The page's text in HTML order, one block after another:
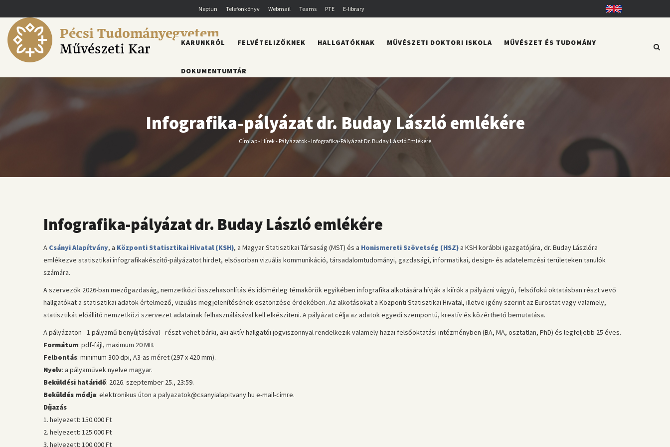
a
tartalomra
Neptun Telefonkönyv Webmail Teams PTE E-library English
Pécsi Tudományegyetem
Művészeti Kar
FŐMENÜ
KARUNKRÓL FELVÉTELIZŐKNEK HALLGATÓKNAK MŰVÉSZETI DOKTORI ISKOLA MŰVÉSZET ÉS TUDOMÁNY
DOKUMENTUMTÁR
Infografika-pályázat dr. Buday László emlékére
Morzsa
Címlap- Hírek- Pályázatok- Infografika-Pályázat Dr. Buday László Emlékére
Infografika-pályázat dr. Buday László emlékére
A Csányi Alapítvány, a Központi Statisztikai Hivatal (KSH), a Magyar Statisztikai Társaság (MST) és a Honismereti Szövetség (HSZ) a KSH korábbi igazgatójára, dr. Buday Lászlóra
emlékezve statisztikai infografikakészítő-pályázatot hirdet, elsősorban vizuális kommunikáció, társadalomtudományi, gazdasági, informatikai, design- és adatelemzési területeken tanulók
számára.
A szervezők 2026-ban mezőgazdaság, nemzetközi összehasonlítás és időmérleg témakörök egyikében infografika alkotására hívják a kiírók a pályázni vágyó, felsőfokú oktatásban részt vevő
hallgatókat a statisztikai adatok értelmező, vizuális megjelenítésének ösztönzése érdekében. Az alkotásokat a Központi Statisztikai Hivatal, illetve igény szerint az Eurostat vagy valamely,
statisztikát előállító nemzetközi szervezet adatainak felhasználásával kell elkészíteni. A pályázat célja az adatok egyedi szempontú, kreatív és közérthető bemutatása.
A pályázaton - 1 pályamű benyújtásával - részt vehet bárki, aki aktív hallgatói jogviszonnyal rendelkezik valamely hazai felsőoktatási intézményben (BA, MA, osztatlan, PhD) és legfeljebb 25 éves.
Formátum: pdf-fájl, maximum 20 MB.
Felbontás: minimum 300 dpi, A3-as méret (297 x 420 mm).
Nyelv: a pályaművek nyelve magyar.
Beküldési határidő: 2026. szeptember 25., 23:59.
Beküldés módja: elektronikus úton a palyazatok@csanyialapitvany.hu e-mail-címre.
Díjazás
1. helyezett: 150.000 Ft
2. helyezett: 125.000 Ft
3. helyezett: 100.000 Ft